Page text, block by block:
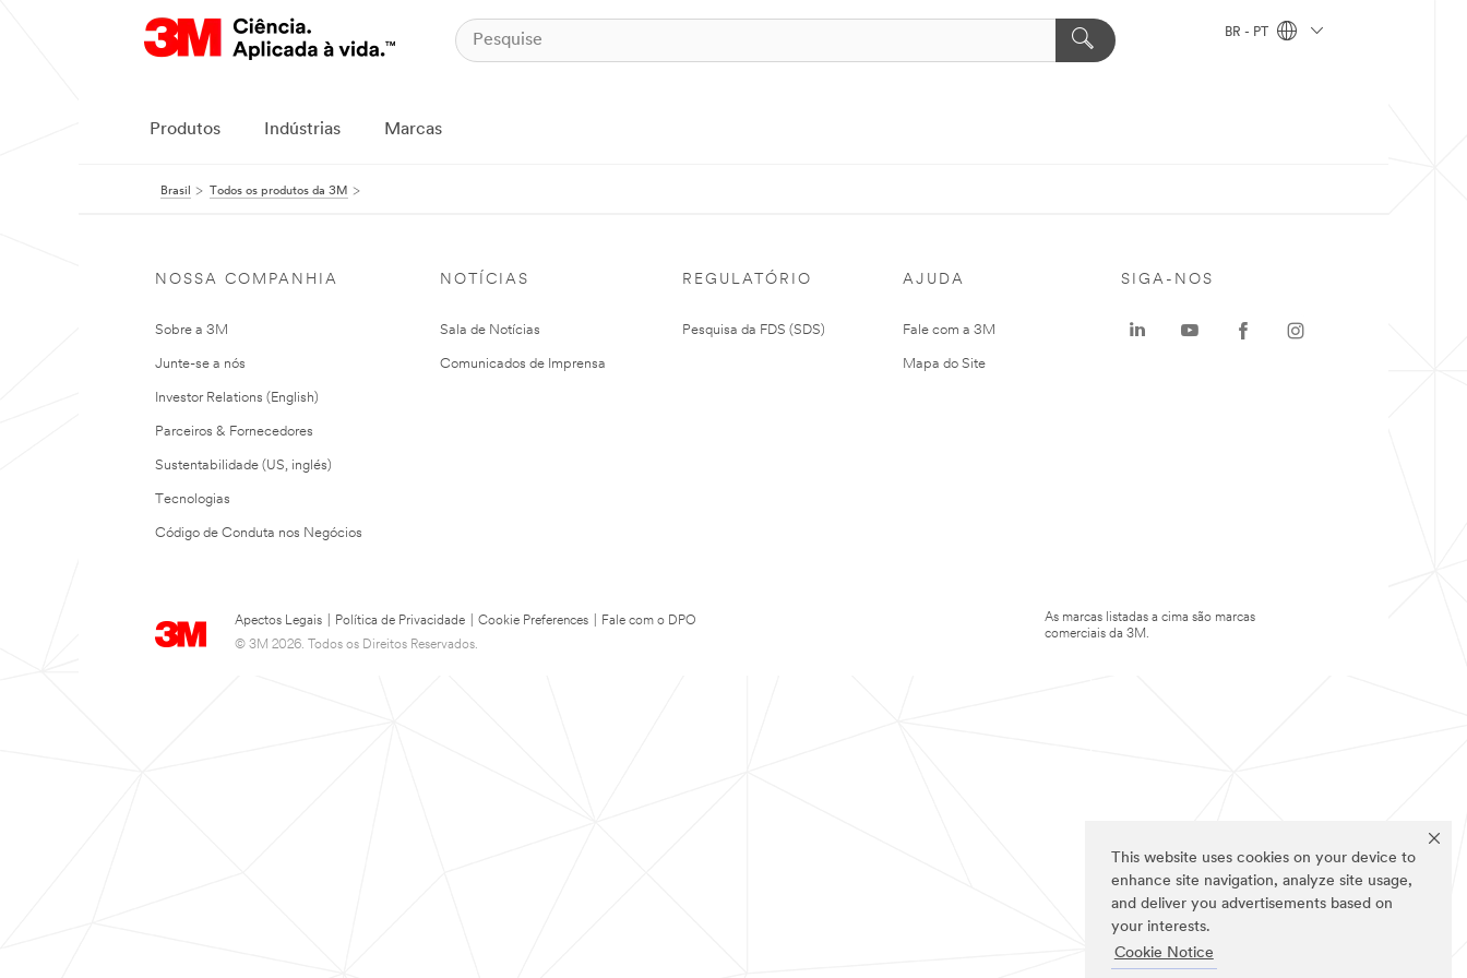
This website uses cookies on your device to
enhance site navigation, analyze site usage,
and deliver you advertisements based on
your interests.
Cookie Notice
BR - PT
Produtos Indústrias Marcas
Brasil Todos os produtos da 3M
NOSSA COMPANHIA
Sobre a 3M
Junte-se a nós
Investor Relations (English)
Parceiros & Fornecedores
Sustentabilidade (US, inglés)
Tecnologias
Código de Conduta nos Negócios
NOTÍCIAS
Sala de Notícias
Comunicados de Imprensa
REGULATÓRIO
Pesquisa da FDS (SDS)
AJUDA
Fale com a 3M
Mapa do Site
Apectos Legais Política de Privacidade Cookie Preferences
Fale com o DPO
© 3M 2026. Todos os Direitos Reservados.
SIGA-NOS
As marcas listadas a cima são marcas
comerciais da 3M.